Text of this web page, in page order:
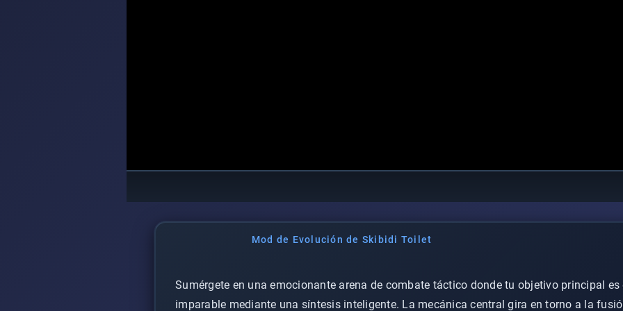
Mod de Evolución de Skibidi Toilet
Sumérgete en una emocionante arena de combate táctico donde tu objetivo principal
imparable mediante una síntesis inteligente. La mecánica central gira en torno a la